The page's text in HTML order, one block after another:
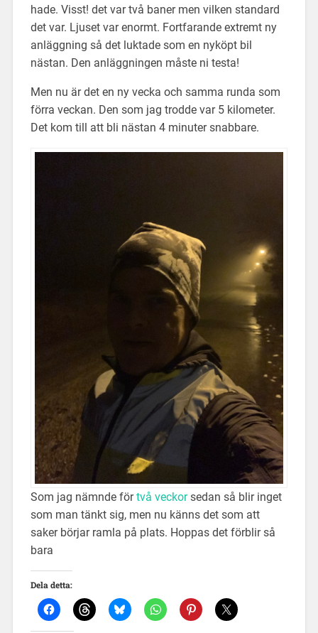
hade. Visst! det var två baner men vilken standard
det var. Ljuset var enormt. Fortfarande extremt ny
anläggning så det luktade som en nyköpt bil
nästan. Den anläggningen måste ni testa!
Men nu är det en ny vecka och samma runda som
förra veckan. Den som jag trodde var 5 kilometer.
Det kom till att bli nästan 4 minuter snabbare.
Som jag nämnde förtvå veckorsedan så blir inget
som man tänkt sig, men nu känns det som att
saker börjar ramla på plats. Hoppas det förblir så
bara
Dela detta: